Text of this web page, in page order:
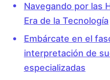
Navegando por las
Era de la Tecnología
Embárcate en el
interpretación de
especializadas